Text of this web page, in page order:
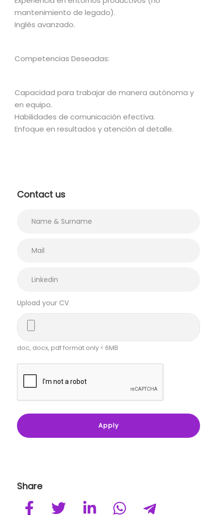
mantenimiento de legado).
Inglés avanzado.
Competencias Deseadas:
Capacidad para trabajar de manera autónoma y
en equipo.
Habilidades de comunicación efectiva.
Enfoque en resultados y atención al detalle.
Contact us
Upload your CV
doc, docx, pdf format only < 6MB
Share